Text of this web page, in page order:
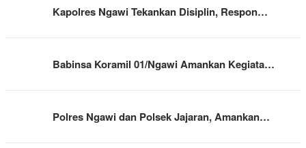
Kapolres Ngawi Tekankan Disiplin, Respon…
Babinsa Koramil 01/Ngawi Amankan Kegiata…
Polres Ngawi dan Polsek Jajaran, Amankan…